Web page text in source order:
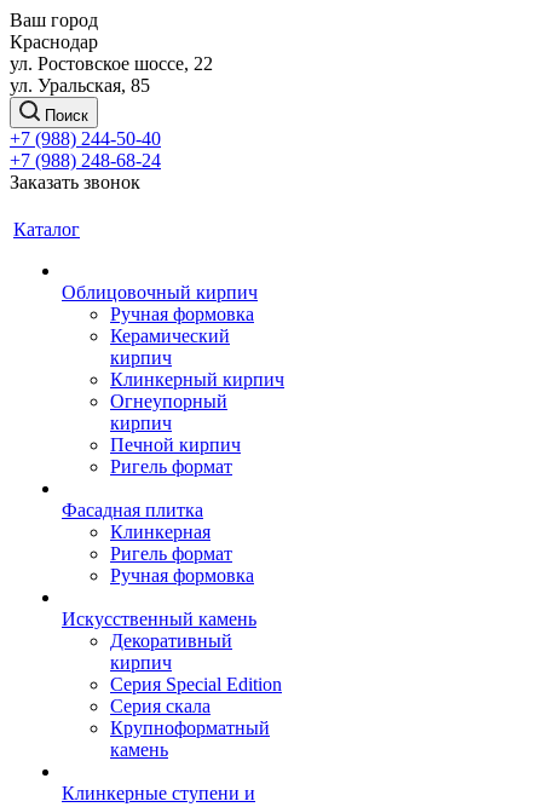
Ваш город
Краснодар
ул. Ростовское шоссе, 22
ул. Уральская, 85
Поиск
+7 (988) 244-50-40
+7 (988) 248-68-24
Заказать звонок
Каталог
Облицовочный кирпич
Ручная формовка
Керамический
кирпич
Клинкерный кирпич
Огнеупорный
кирпич
Печной кирпич
Ригель формат
Фасадная плитка
Клинкерная
Ригель формат
Ручная формовка
Искусственный камень
Декоративный
кирпич
Серия Special Edition
Серия скала
Крупноформатный
камень
Клинкерные ступени и